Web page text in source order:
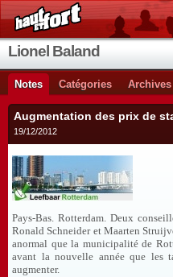
Lionel Baland
Notes Catégories Archives
Augmentation des prix de
19/12/2012
Pays-Bas. Rotterdam. Deux
Ronald Schneider et Maarten
anormal que la municipalité de
avant la nouvelle année que les
augmenter.